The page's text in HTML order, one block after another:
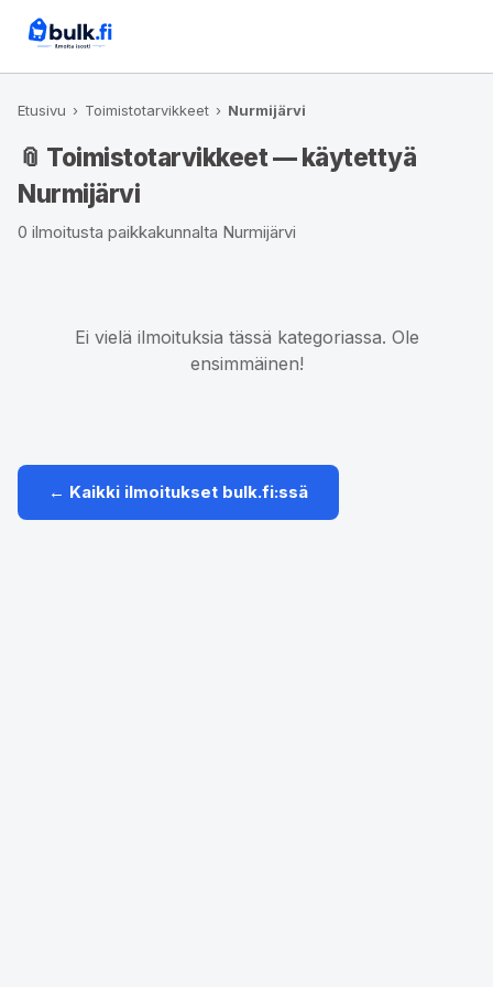
Etusivu › Toimistotarvikkeet › Nurmijärvi
📎 Toimistotarvikkeet — käytettyä
Nurmijärvi
0 ilmoitusta paikkakunnalta Nurmijärvi
Ei vielä ilmoituksia tässä kategoriassa. Ole
ensimmäinen!
← Kaikki ilmoitukset bulk.fi:ssä